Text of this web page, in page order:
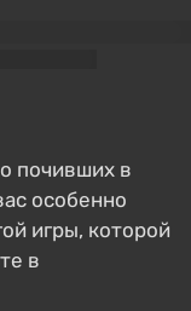
почивших в
особенно
игры, которой
в